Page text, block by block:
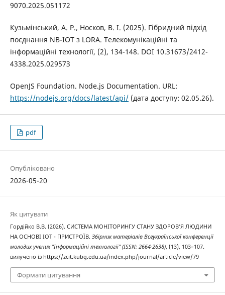
9070.2025.051172
Кузьмінський, А. Р., Носков, В. І. (2025). Гібридний підхід
поєднання NB-IOT з LORA. Телекомунікаційні та
інформаційні технології, (2), 134-148. DOI 10.31673/2412-
4338.2025.029573
OpenJS Foundation. Node.js Documentation. URL:
https://nodejs.org/docs/latest/api/(дата доступу: 02.05.26).
pdf
Опубліковано
2026-05-20
Як цитувати
Гордійко В.В. (2026). СИСТЕМА МОНІТОРИНГУ СТАНУ ЗДОРОВ’Я ЛЮДИНИ
НА ОСНОВІ IOT - ПРИСТРОЇВ. Збірник матеріалів Всеукраїнської конференції
молодих учених "Інформаційні технології" (ISSN: 2664-2638), (13), 103–107.
вилучено із https://zcit.kubg.edu.ua/index.php/journal/article/view/79
Формати цитування